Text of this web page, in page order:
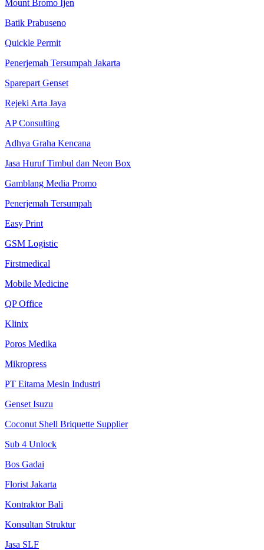
Mount Bromo Ijen
Batik Prabuseno
Quickle Permit
Penerjemah Tersumpah Jakarta
Sparepart Genset
Rejeki Arta Jaya
AP Consulting
Adhya Graha Kencana
Jasa Huruf Timbul dan Neon Box
Gamblang Media Promo
Penerjemah Tersumpah
Easy Print
GSM Logistic
Firstmedical
Mobile Medicine
QP Office
Klinix
Poros Medika
Mikropress
PT Eitama Mesin Industri
Genset Isuzu
Coconut Shell Briquette Supplier
Sub 4 Unlock
Bos Gadai
Florist Jakarta
Kontraktor Bali
Konsultan Struktur
Jasa SLF